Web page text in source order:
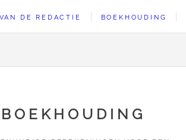
VAN DE REDACTIE BOEKHOUDING